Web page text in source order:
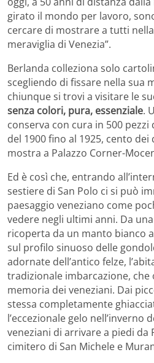
girato il mondo per lavoro,
cercare di mostrare a tutti
meraviglia di Venezia”.
Berlanda colleziona solo
scegliendo di fissare nella sua
chiunque si trovi a visitare le
senza colori, pura, essenziale.
conserva con cura in 500
del 1900 fino al 1925, cento
mostra a Palazzo Corner-
Ed è così che, entrando
sestiere di San Polo ci si può
paesaggio veneziano come
vedere negli ultimi anni. Da una
ricoperta da un manto bianco
sul profilo sinuoso delle
adornate dell’antico felze,
tradizionale imbarcazione, che
memoria dei veneziani. Dai
stessa completamente
l’eccezionale gelo nell’inverno
veneziani di arrivare a piedi da
cimitero di San Michele e